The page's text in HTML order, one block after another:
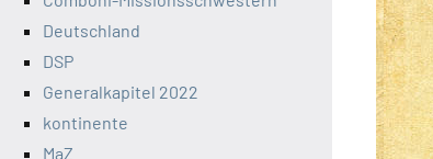
Deutschland
DSP
Generalkapitel 2022
kontinente
MaZ